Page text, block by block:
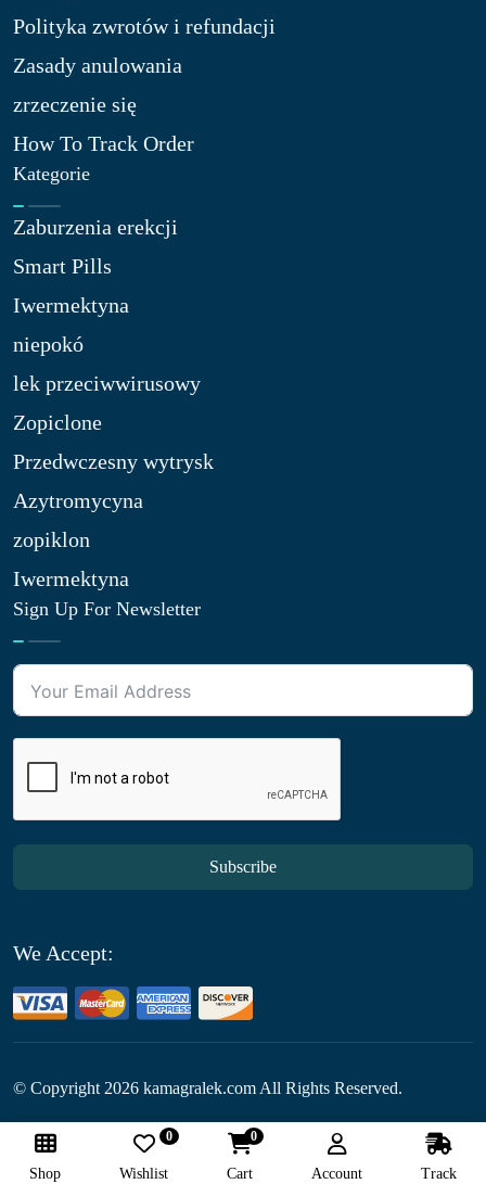
Polityka zwrotów i refundacji
Zasady anulowania
zrzeczenie się
How To Track Order
Kategorie
Zaburzenia erekcji
Smart Pills
Iwermektyna
niepokó
lek przeciwwirusowy
Zopiclone
Przedwczesny wytrysk
Azytromycyna
zopiklon
Iwermektyna
Sign Up For Newsletter
Subscribe
We Accept:
© Copyright 2026 kamagralek.com All Rights Reserved.
Follow Us:
Shop Wishlist
0
Cart
0
Account Track